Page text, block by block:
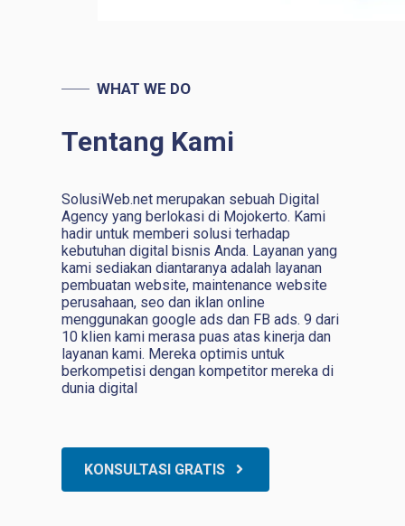
WHAT WE DO
Tentang Kami
SolusiWeb.net merupakan sebuah Digital
Agency yang berlokasi di Mojokerto. Kami
hadir untuk memberi solusi terhadap
kebutuhan digital bisnis Anda. Layanan yang
kami sediakan diantaranya adalah layanan
pembuatan website, maintenance website
perusahaan, seo dan iklan online
menggunakan google ads dan FB ads. 9 dari
10 klien kami merasa puas atas kinerja dan
layanan kami. Mereka optimis untuk
berkompetisi dengan kompetitor mereka di
dunia digital
KONSULTASI GRATIS